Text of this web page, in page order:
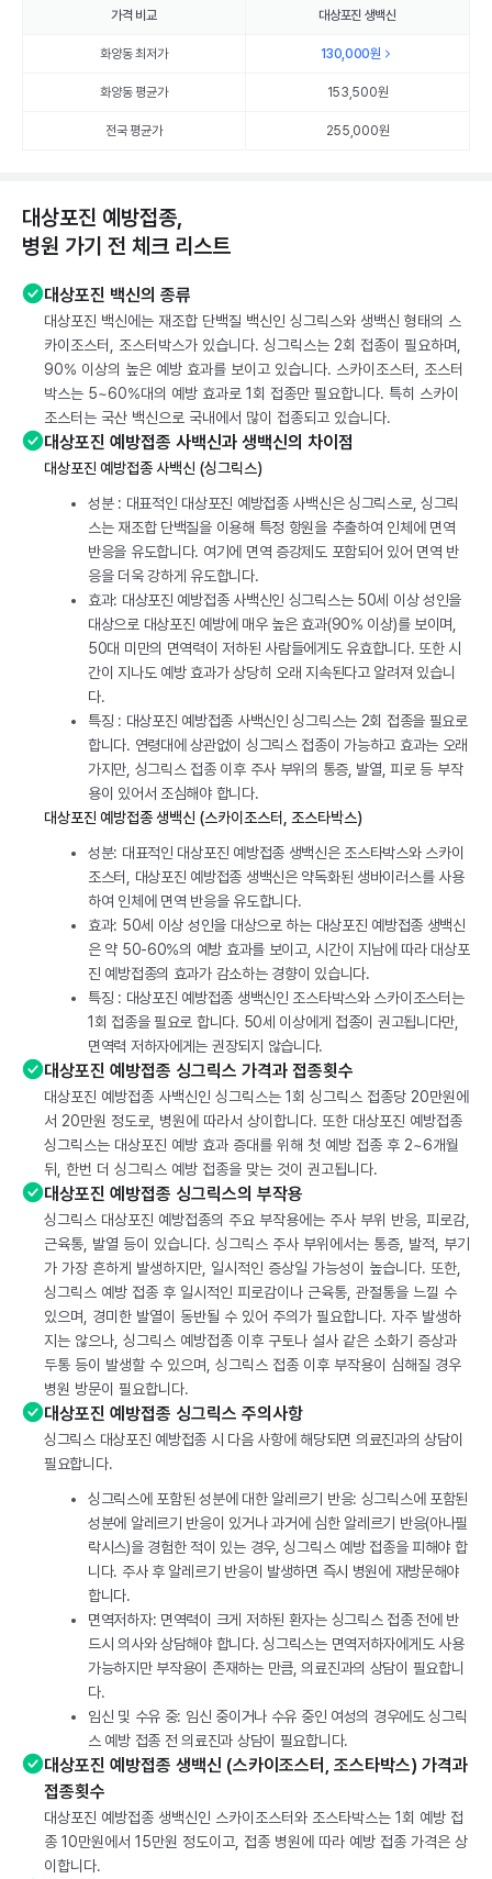
가격 비교 대상포진 생백신
화양동 최저가 130,000원
화양동 평균가 153,500원
전국 평균가 255,000원
대상포진 예방접종,
병원 가기 전 체크 리스트
대상포진 백신의 종류
대상포진 백신에는 재조합 단백질 백신인 싱그릭스와 생백신 형태의 스
카이조스터, 조스터박스가 있습니다. 싱그릭스는 2회 접종이 필요하며,
90% 이상의 높은 예방 효과를 보이고 있습니다. 스카이조스터, 조스터
박스는 5~60%대의 예방 효과로 1회 접종만 필요합니다. 특히 스카이
조스터는 국산 백신으로 국내에서 많이 접종되고 있습니다.
대상포진 예방접종 사백신과 생백신의 차이점
대상포진 예방접종 사백신 (싱그릭스)
성분 : 대표적인 대상포진 예방접종 사백신은 싱그릭스로, 싱그릭
스는 재조합 단백질을 이용해 특정 항원을 추출하여 인체에 면역
반응을 유도합니다. 여기에 면역 증강제도 포함되어 있어 면역 반
응을 더욱 강하게 유도합니다.
효과: 대상포진 예방접종 사백신인 싱그릭스는 50세 이상 성인을
대상으로 대상포진 예방에 매우 높은 효과(90% 이상)를 보이며,
50대 미만의 면역력이 저하된 사람들에게도 유효합니다. 또한 시
간이 지나도 예방 효과가 상당히 오래 지속된다고 알려져 있습니
다.
특징 : 대상포진 예방접종 사백신인 싱그릭스는 2회 접종을 필요로
합니다. 연령대에 상관없이 싱그릭스 접종이 가능하고 효과는 오래
가지만, 싱그릭스 접종 이후 주사 부위의 통증, 발열, 피로 등 부작
용이 있어서 조심해야 합니다.
대상포진 예방접종 생백신 (스카이조스터, 조스타박스)
성분: 대표적인 대상포진 예방접종 생백신은 조스타박스와 스카이
조스터, 대상포진 예방접종 생백신은 약독화된 생바이러스를 사용
하여 인체에 면역 반응을 유도합니다.
효과: 50세 이상 성인을 대상으로 하는 대상포진 예방접종 생백신
은 약 50-60%의 예방 효과를 보이고, 시간이 지남에 따라 대상포
진 예방접종의 효과가 감소하는 경향이 있습니다.
특징 : 대상포진 예방접종 생백신인 조스타박스와 스카이조스터는
1회 접종을 필요로 합니다. 50세 이상에게 접종이 권고됩니다만,
면역력 저하자에게는 권장되지 않습니다.
대상포진 예방접종 싱그릭스 가격과 접종횟수
대상포진 예방접종 사백신인 싱그릭스는 1회 싱그릭스 접종당 20만원에
서 20만원 정도로, 병원에 따라서 상이합니다. 또한 대상포진 예방접종
싱그릭스는 대상포진 예방 효과 증대를 위해 첫 예방 접종 후 2~6개월
뒤, 한번 더 싱그릭스 예방 접종을 맞는 것이 권고됩니다.
대상포진 예방접종 싱그릭스의 부작용
싱그릭스 대상포진 예방접종의 주요 부작용에는 주사 부위 반응, 피로감,
근육통, 발열 등이 있습니다. 싱그릭스 주사 부위에서는 통증, 발적, 부기
가 가장 흔하게 발생하지만, 일시적인 증상일 가능성이 높습니다. 또한,
싱그릭스 예방 접종 후 일시적인 피로감이나 근육통, 관절통을 느낄 수
있으며, 경미한 발열이 동반될 수 있어 주의가 필요합니다. 자주 발생하
지는 않으나, 싱그릭스 예방접종 이후 구토나 설사 같은 소화기 증상과
두통 등이 발생할 수 있으며, 싱그릭스 접종 이후 부작용이 심해질 경우
병원 방문이 필요합니다.
대상포진 예방접종 싱그릭스 주의사항
싱그릭스 대상포진 예방접종 시 다음 사항에 해당되면 의료진과의 상담이
필요합니다.
싱그릭스에 포함된 성분에 대한 알레르기 반응: 싱그릭스에 포함된
성분에 알레르기 반응이 있거나 과거에 심한 알레르기 반응(아나필
락시스)을 경험한 적이 있는 경우, 싱그릭스 예방 접종을 피해야 합
니다. 주사 후 알레르기 반응이 발생하면 즉시 병원에 재방문해야
합니다.
면역저하자: 면역력이 크게 저하된 환자는 싱그릭스 접종 전에 반
드시 의사와 상담해야 합니다. 싱그릭스는 면역저하자에게도 사용
가능하지만 부작용이 존재하는 만큼, 의료진과의 상담이 필요합니
다.
임신 및 수유 중: 임신 중이거나 수유 중인 여성의 경우에도 싱그릭
스 예방 접종 전 의료진과 상담이 필요합니다.
대상포진 예방접종 생백신 (스카이조스터, 조스타박스) 가격과
접종횟수
대상포진 예방접종 생백신인 스카이조스터와 조스타박스는 1회 예방 접
종 10만원에서 15만원 정도이고, 접종 병원에 따라 예방 접종 가격은 상
이합니다.